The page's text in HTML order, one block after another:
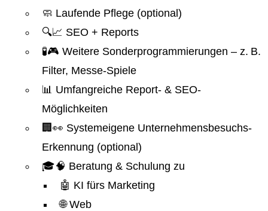
🧼 Laufende Pflege (optional)
🔍📈 SEO + Reports
🧪🎮 Weitere Sonderprogrammierungen – z. B.
Filter, Messe-Spiele
📊 Umfangreiche Report- & SEO-
Möglichkeiten
🏢👀 Systemeigene Unternehmensbesuchs-
Erkennung (optional)
🎓🧠 Beratung & Schulung zu
🤖 KI fürs Marketing
🌐 Web